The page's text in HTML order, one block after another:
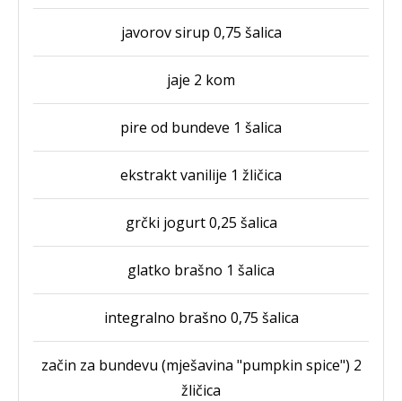
javorov sirup 0,75 šalica
jaje 2 kom
pire od bundeve 1 šalica
ekstrakt vanilije 1 žličica
grčki jogurt 0,25 šalica
glatko brašno 1 šalica
integralno brašno 0,75 šalica
začin za bundevu (mješavina "pumpkin spice") 2
žličica